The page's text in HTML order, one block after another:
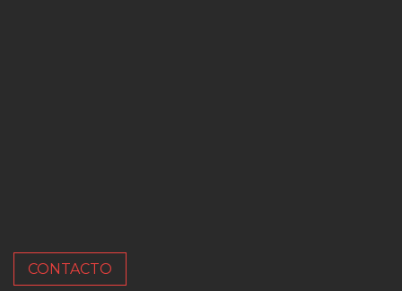
CONTACTO